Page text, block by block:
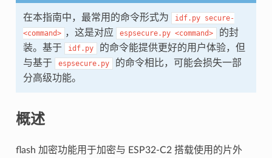
在本指南中，最常用的命令形式为 idf.py secure-
<command> ，这是对应 espsecure.py <command>
的封
装。基于
idf.py
的命令能提供更好的用户体验，但
与基于
espsecure.py
的命令相比，可能会损失一部
分高级功能。
概述
flash 加密功能用于加密与 ESP32-C2 搭载使用的片外